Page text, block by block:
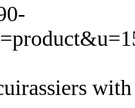
with